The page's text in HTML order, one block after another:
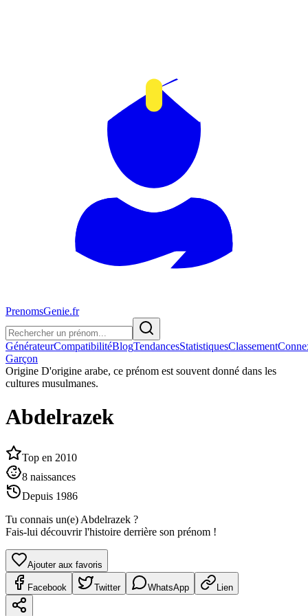
PrenomsGenie.fr
GénérateurCompatibilitéBlogTendancesStatistiquesClassement
Garçon
Origine D'origine arabe, ce prénom est souvent donné dans les
cultures musulmanes.
Abdelrazek
Top en 2010
8 naissances
Depuis 1986
Tu connais un(e) Abdelrazek ?
Fais-lui découvrir l'histoire derrière son prénom !
Ajouter aux favoris
Facebook Twitter WhatsApp Lien